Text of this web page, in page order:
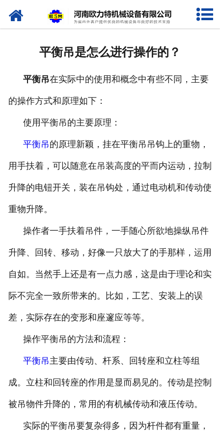
网站首页
企业相册
资质荣誉
联系我们
平衡吊是怎么进行操作的？
平衡吊在实际中的使用和概念中有些不同，主要
的操作方式和原理如下：
使用平衡吊的主要原理：
平衡吊的原理新颖，挂在平衡吊吊钩上的重物，
用手扶着，可以随意在吊装高度的平而内运动，拉制
升降的电钮开关，装在吊钩处，通过电动机和传动使
重物升降。
操作者一手扶着吊件，一手随心所欲地操纵吊件
升降、回转、移动，好像一只放大了的手那样，运用
自如。当然手上还是有一点力感，这是由于理论和实
际不完全一致所带来的。比如，工艺、安装上的误
差，实际存在的变形和座邃应等等。
操作平衡吊的方法和流程：
平衡吊主要由传动、杆系、回转座和立柱等组
成。立柱和回转座的作用是显而易见的。传动是控制
被吊物件升降的，常用的有机械传动和液压传动。
实际的平衡吊要复杂得多，因为杆件都有重量，